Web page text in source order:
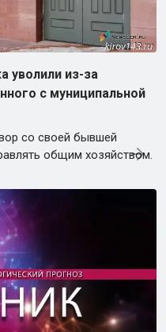
уволили из-за
с муниципальной
со своей бывшей
общим хозяйством.